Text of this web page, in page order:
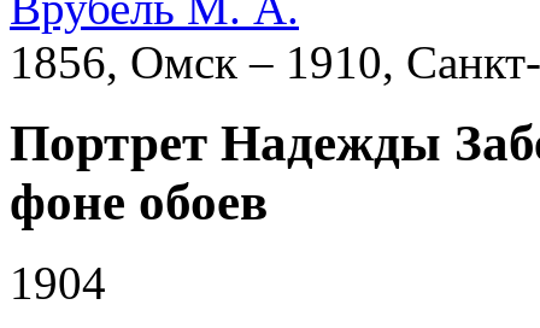
1856, Омск – 1910,
Портрет Надежды
фоне обоев
1904